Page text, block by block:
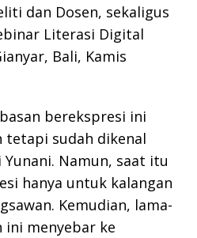
dan Dosen, sekaligus
Literasi Digital
Bali, Kamis
berekspresi ini
tetapi sudah dikenal
Namun, saat itu
hanya untuk kalangan
Kemudian, lama-
ini menyebar ke